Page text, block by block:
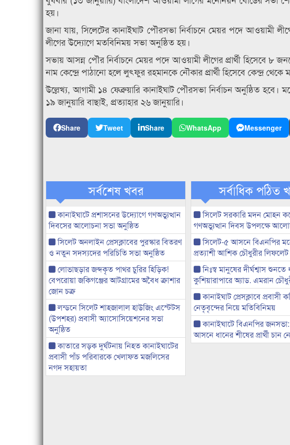
হয়।
জানা যায়, সিলেটের কানাইঘাট পৌরসভা নির্বাচনে মেয়র পদে আওয়ামী
লীগের উদ্যোগে মতবিনিময় সভা অনুষ্ঠিত হয়।
সভায় আসন্ন পৌর নির্বাচনে মেয়র পদে আওয়ামী লীগের প্রার্থী হিসেবে
নাম কেন্দ্রে পাঠানো হলে লুৎফুর রহমানকে নৌকার প্রার্থী হিসেবে কেন্দ্র
উল্লেখ্য, আগামী ১৪ ফেব্রুয়ারি কানাইঘাট পৌরসভা নির্বাচন অনুষ্ঠিত
১৯ জানুয়ারি বাছাই, প্রত্যাহার ২৬ জানুয়ারি।
Share Tweet Share WhatsApp Messenger
সর্বশেষ খবর
কানাইঘাটে প্রশাসনের উদ্যোগে গণঅভ্যুত্থান
দিবসের আলোচনা সভা অনুষ্ঠিত
সিলেট অনলাইন প্রেসক্লাবের পুরস্কার বিতরণ
ও নতুন সদস্যদের পরিচিতি সভা অনুষ্ঠিত
লোভাছড়ার জব্দকৃত পাথর চুরির হিড়িক!
বেপরোয়া জকিগঞ্জের আটগ্রামের অবৈধ ক্রাশার
জোন চক্র
লন্ডনে সিলেট শাহজালাল হাউজিং এস্টেটস
(উপশহর) প্রবাসী অ্যাসোসিয়েশনের সভা
অনুষ্ঠিত
কাতারে সড়ক দুর্ঘটনায় নিহত কানাইঘাটের
প্রবাসী পাঁচ পরিবারকে খেলাফত মজলিসের
নগদ সহায়তা
সর্বাধিক পঠিত
সিলেট সরকারি মদন মোহন
গণঅভ্যুত্থান দিবস উপলক্ষে
সিলেট-৫ আসনে বিএনপির
প্রত্যাশী আশিক চৌধুরীর
নিঃস্ব মানুষের দীর্ঘশ্বাস
কুশিয়ারাপারে অ্যাড. এমরান
কানাইঘাট প্রেসক্লাবে প্রবাসী
নেতৃবৃন্দের নিয়ে মতিবিনিময়
কানাইঘাটে বিএনপির
আসনে ধানের শীষের প্রার্থী চান